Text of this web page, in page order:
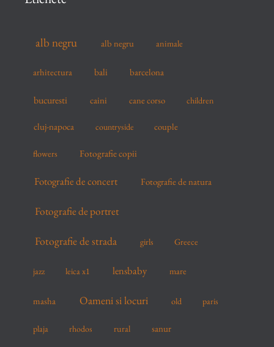
alb negru alb negru animale
arhitectura bali barcelona
bucuresti caini cane corso children
cluj-napoca countryside couple
flowers Fotografie copii
Fotografie de concert Fotografie de natura
Fotografie de portret
Fotografie de strada girls Greece
jazz leica x1 lensbaby mare
masha Oameni si locuri old paris
plaja rhodos rural sanur